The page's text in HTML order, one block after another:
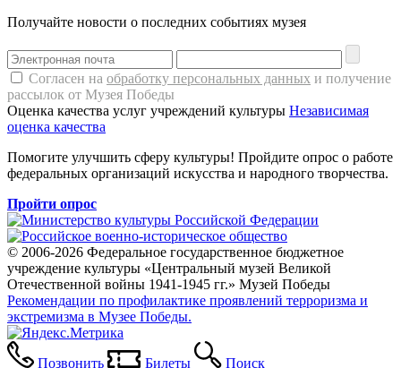
Получайте новости о последних событиях музея
Согласен на обработку персональных данных и получение
рассылок от Музея Победы
Оценка качества услуг учреждений культуры Независимая
оценка качества
Помогите улучшить сферу культуры! Пройдите опрос о работе
федеральных организаций искусства и народного творчества.
Пройти опрос
© 2006-2026 Федеральное государственное бюджетное
учреждение культуры «Центральный музей Великой
Отечественной войны 1941-1945 гг.» Музей Победы
Рекомендации по профилактике проявлений терроризма и
экстремизма в Музее Победы.
Позвонить Билеты Поиск